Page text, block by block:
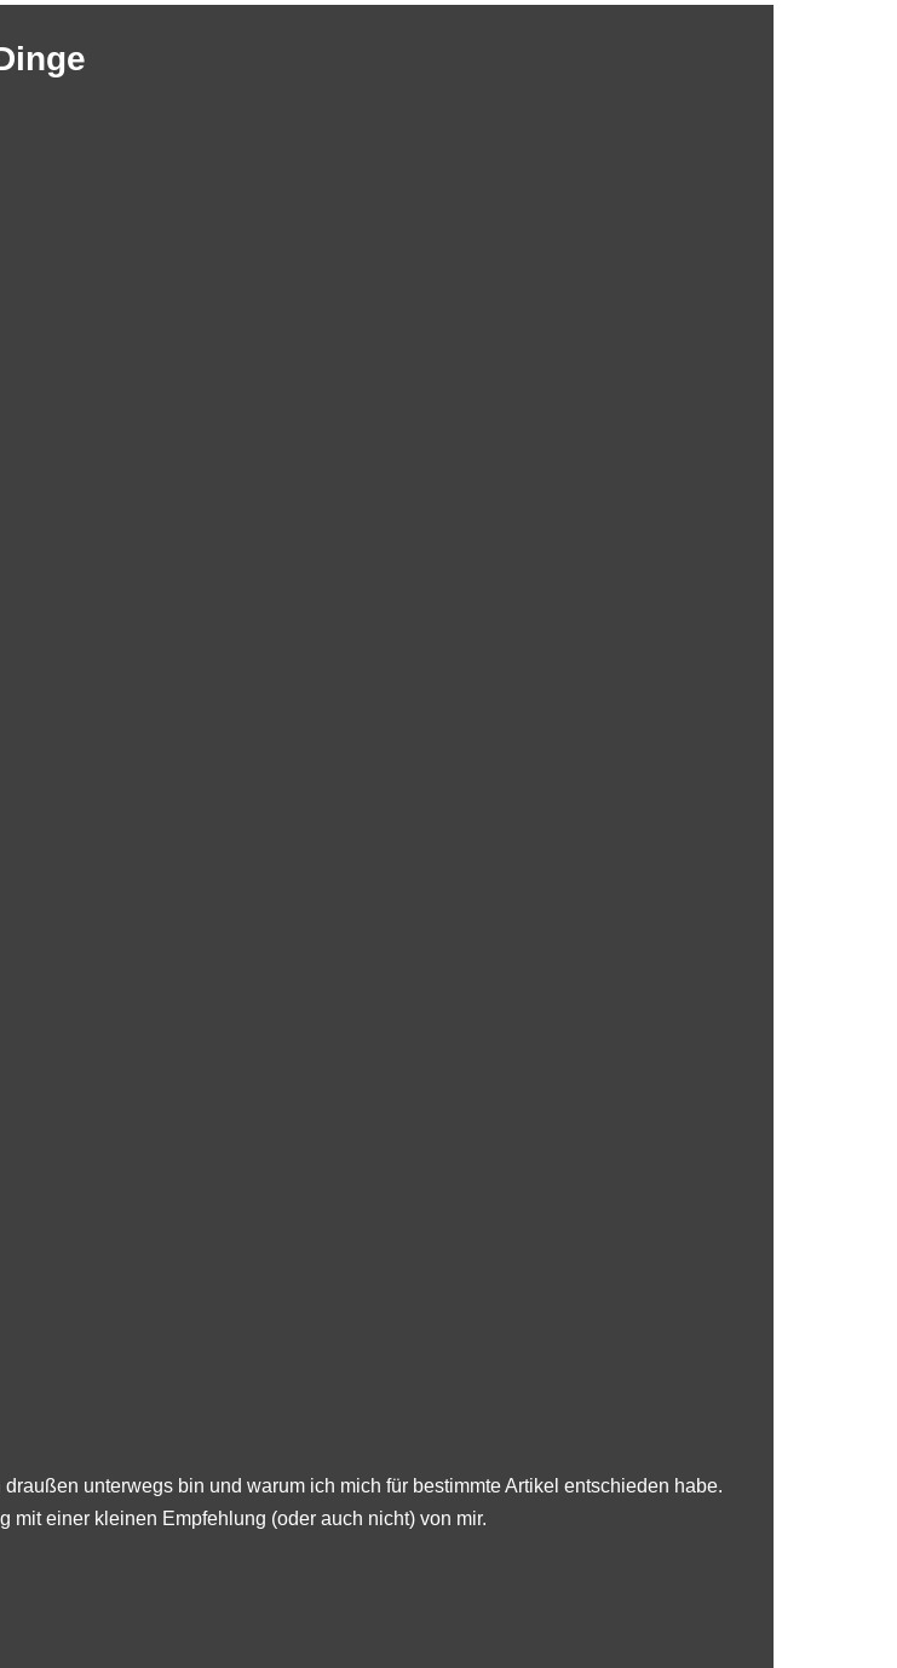
unterwegs bin und warum ich mich für bestimmte Artikel entschieden habe.
mit einer kleinen Empfehlung (oder auch nicht) von mir.